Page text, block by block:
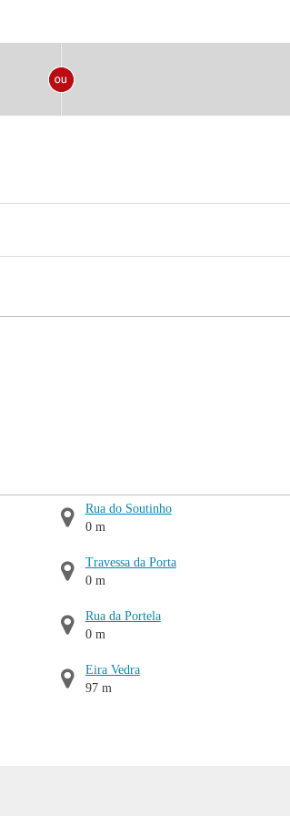
Rua do Soutinho
0 m
Travessa da Porta
0 m
Rua da Portela
0 m
Eira Vedra
97 m